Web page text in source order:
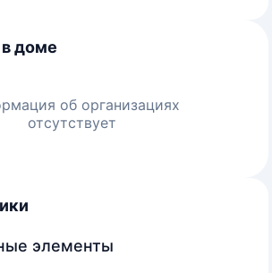
доме
об организациях
отсутствует
элементы